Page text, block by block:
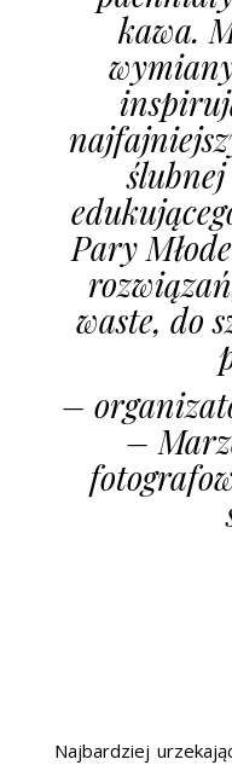
kawa.
Pary
waste, do
–
–
Najbardziej